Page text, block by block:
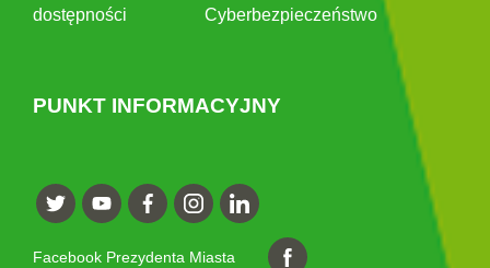
dostępności
Cyberbezpieczeństwo
PUNKT INFORMACYJNY
Facebook Prezydenta Miasta